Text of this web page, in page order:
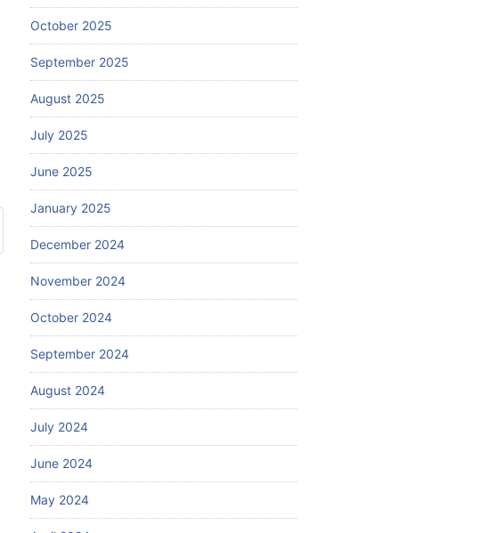
October 2025
September 2025
August 2025
July 2025
June 2025
January 2025
December 2024
November 2024
October 2024
September 2024
August 2024
July 2024
June 2024
May 2024